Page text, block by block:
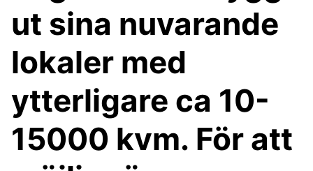
ut sina nuvarande
lokaler med
ytterligare ca 10-
15000 kvm. För att